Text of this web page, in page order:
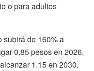
o para adultos
subirá de 160% a
0.85 pesos en 2026,
1.15 en 2030.